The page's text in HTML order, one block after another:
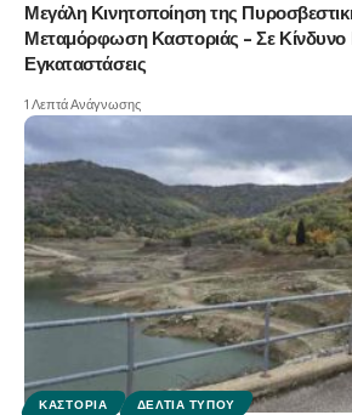
Μεγάλη Κινητοποίηση της
Μεταμόρφωση Καστοριάς – Σε Κίνδυνο
Εγκαταστάσεις
1 Λεπτά Ανάγνωσης
ΚΑΣΤΟΡΙΆ ΔΕΛΤΊΑ ΤΎΠΟΥ